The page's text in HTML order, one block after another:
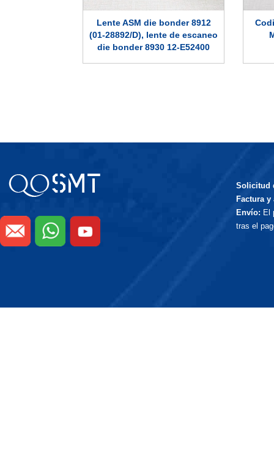
Lente ASM die bonder 8912
(01-28892/D), lente de escaneo
die bonder 8930 12-E52400
Solicitud
Factura y
Envío: El
tras el